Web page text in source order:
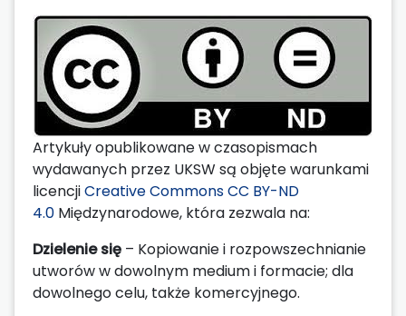
Artykuły opublikowane w czasopismach
wydawanych przez UKSW są objęte warunkami
licencjiCreative Commons CC BY-ND
4.0 Międzynarodowe, która zezwala na:
Dzielenie się – Kopiowanie i rozpowszechnianie
utworów w dowolnym medium i formacie; dla
dowolnego celu, także komercyjnego.